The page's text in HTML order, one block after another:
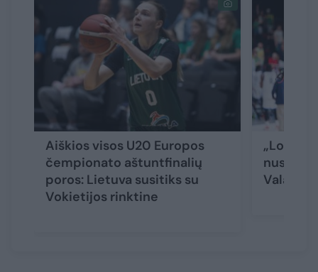
Aiškios visos U20 Europos
čempionato aštuntfinalių
poros: Lietuva susitiks su
Vokietijos rinktine
„Los